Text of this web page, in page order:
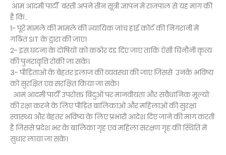
आम आदमी पार्टी बस्ती अपने तीन सूत्री ज्ञापन में राजपाल से यह मांग की
है कि..
1- पूरे मामले की मामले की न्यायिक जांच हाई कोर्ट की निगरानी में
गठित SIT के द्वारा की जाए।
2- इस घटना के दोषियों को कठोर दंड दिए जाएं ताकि ऐसी घिनौनी कृत्य
की पुनरावृत्ति रोकी जा सके।
3- पीड़िताओ के बेहतर इलाज की व्यवस्था की जाए जिससे उनके भविष्य
को सुरक्षित एवं संरक्षित किया जा सके।
आम आदमी पार्टी उपरोक्त बिंदुओं पर मानवीयता और संवैधानिक मूल्यों
की रक्षा करने के लिए पीड़ित बालिकाओं और महिलाओं की सुरक्षा
स्वास्थ्य और बेहतर भविष्य के लिए प्रभारी आदेश दिए जाने की मांग करती
है जिससे प्रदेश भर के बालिका गृह एवं महिला संरक्षण गृह की स्थिति में
सुधार लाया जा सके।